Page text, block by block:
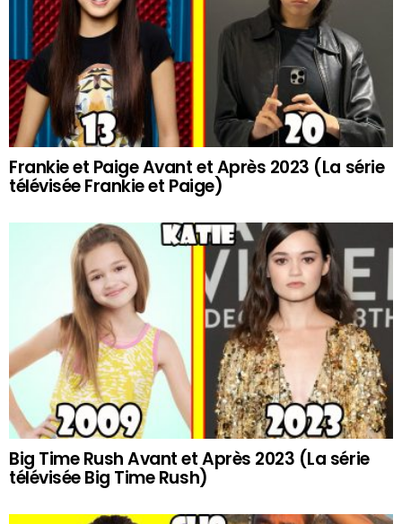
Frankie et Paige Avant et Après 2023 (La série
télévisée Frankie et Paige)
Big Time Rush Avant et Après 2023 (La série
télévisée Big Time Rush)